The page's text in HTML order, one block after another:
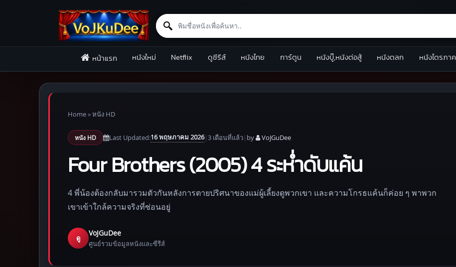
Search for:
หน้าแรก หนังใหม่ Netflix ดูซีรีส์ หนังไทย การ์ตูน หนังบู๊,หนังต่อสู้ หนังตลก หนังไตรภาค
Home»หนัง HD
หนัง HD Last Updated:16 พฤษภาคม 2026|3 เดือนที่แล้ว| by VoJGuDee
Four Brothers (2005) 4 ระห่ำดับแค้น
4 พี่น้องต้องกลับมารวมตัวกันหลังการตายปริศนาของแม่ผู้เลี้ยงดูพวกเขา และความโกรธแค้นก็ค่อย ๆ พาพวก
เขาเข้าใกล้ความจริงที่ซ่อนอยู่
ดู
VoJGuDee
ศูนย์รวมข้อมูลหนังและซีรีส์